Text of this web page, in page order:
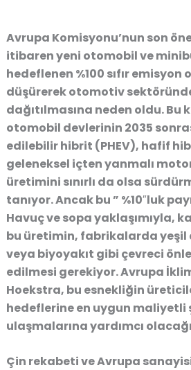
Avrupa Komisyonu’nun son
itibaren yeni otomobil ve
hedeflenen %100 sıfır emisyon
düşürerekotomotiv
dağıtılmasına neden oldu.
otomobil devlerinin 2035
edilebilir hibrit (PHEV), hafif
geleneksel içten yanmalı
üretimini sınırlı da olsa
tanıyor. Ancak bu ” %10″luk
Havuç ve sopa yaklaşımıyla,
bu üretimin, fabrikalardayeşil
veya biyoyakıt gibi çevreci
edilmesi gerekiyor. Avrupa
Hoekstra, bu esnekliğin
hedeflerineen uygun maliyetli
ulaşmalarına yardımcı
Çin rekabeti ve Avrupa